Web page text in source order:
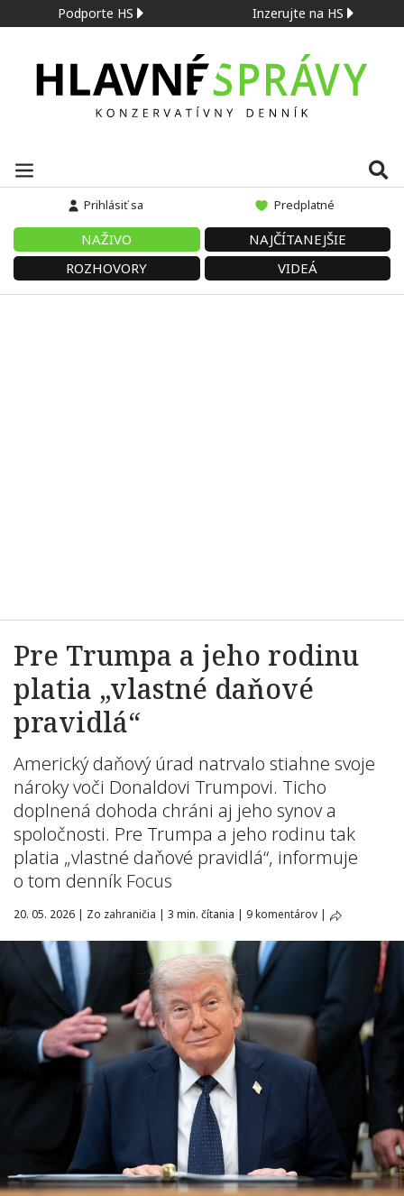
Podporte HS Inzerujte na HS
Prihlásiť sa Predplatné
NAŽIVO
NAJČÍTANEJŠIE
ROZHOVORY
VIDEÁ
Pre Trumpa a jeho rodinu
platia „vlastné daňové
pravidlá“
Americký daňový úrad natrvalo stiahne svoje
nároky voči Donaldovi Trumpovi. Ticho
doplnená dohoda chráni aj jeho synov a
spoločnosti. Pre Trumpa a jeho rodinu tak
platia „vlastné daňové pravidlá“, informuje
o tom denník Focus
20. 05. 2026 | Zo zahraničia | 3 min. čítania | 9 komentárov |